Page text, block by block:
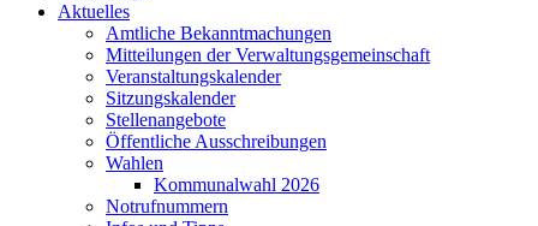
Aktuelles
Amtliche Bekanntmachungen
Mitteilungen der Verwaltungsgemeinschaft
Veranstaltungskalender
Sitzungskalender
Stellenangebote
Öffentliche Ausschreibungen
Wahlen
Kommunalwahl 2026
Notrufnummern